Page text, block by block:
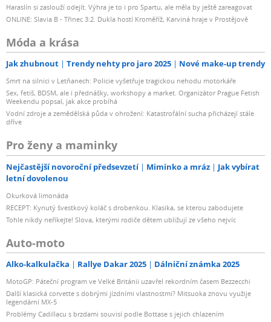
Haraslín si zaslouží odejít. Výhra je to i pro Spartu, ale měla by ještě zareagovat
ONLINE: Slavia B - Třinec 3:2. Dukla hostí Kroměříž, Karviná hraje v Prostějově
Móda a krása
Jak zhubnout Trendy nehty pro jaro 2025 Nové make-up trendy
Smrt na silnici v Letňanech: Policie vyšetřuje tragickou nehodu motorkáře
Sex, fetiš, BDSM, ale i přednášky, workshopy a market. Organizátor Prague Fetish
Weekendu popsal, jak akce probíhá
Vodní zdroje a zemědělská půda v ohrožení: Katastrofální sucha přicházejí stále
dříve
Pro ženy a maminky
Nejčastější novoroční předsevzetí Miminko a mráz
Jak vybírat
letní dovolenou
Okurková limonáda
RECEPT: Kynutý švestkový koláč s drobenkou. Klasika, se kterou zabodujete
Tohle nikdy neříkejte! Slova, kterými rodiče dětem ubližují ze všeho nejvíc
Auto-moto
Alko-kalkulačka Rallye Dakar 2025 Dálniční známka 2025
MotoGP: Páteční program ve Velké Británii uzavřel rekordním časem Bezzecchi
Další klasická corvette s dobrými jízdními vlastnostmi? Mitsuoka znovu využije
legendární MX-5
Problémy Cadillacu s brzdami souvisí podle Bottase s jejich chlazením